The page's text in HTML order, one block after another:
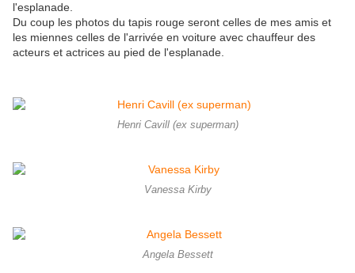
l'esplanade.
Du coup les photos du tapis rouge seront celles de mes amis et
les miennes celles de l'arrivée en voiture avec chauffeur des
acteurs et actrices au pied de l'esplanade.
Henri Cavill (ex superman)
Vanessa Kirby
Angela Bessett